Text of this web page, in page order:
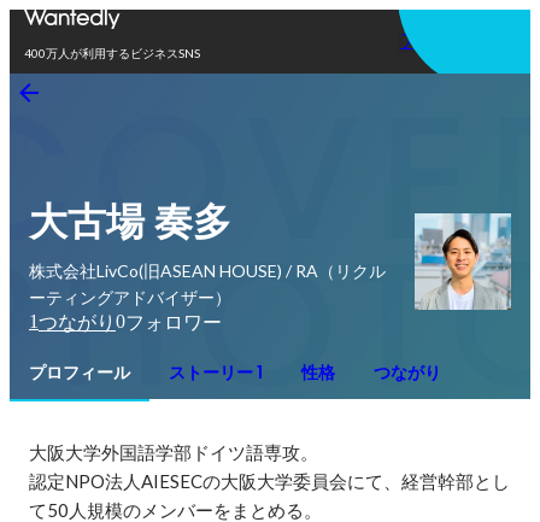
400万人が利用するビジネスSNS
アプリを使う
大古場 奏多
株式会社LivCo(旧ASEAN HOUSE) / RA（リクル
ーティングアドバイザー）
1つながり 0フォロワー
プロフィール ストーリー 1 性格 つながり
大阪大学外国語学部ドイツ語専攻。
認定NPO法人AIESECの大阪大学委員会にて、経営幹部とし
て50人規模のメンバーをまとめる。